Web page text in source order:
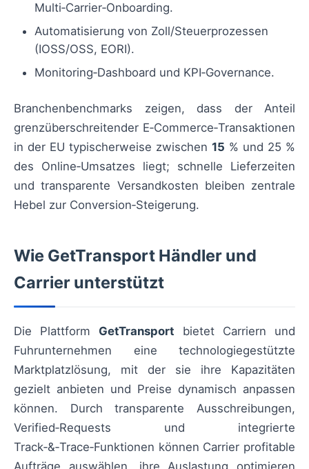
Multi‑Carrier‑Onboarding.
Automatisierung von Zoll/Steuerprozessen
(IOSS/OSS, EORI).
Monitoring‑Dashboard und KPI‑Governance.
Branchenbenchmarks zeigen, dass der Anteil
grenzüberschreitender E‑Commerce‑Transaktionen
in der EU typischerweise zwischen 15 % und 25 %
des Online‑Umsatzes liegt; schnelle Lieferzeiten
und transparente Versandkosten bleiben zentrale
Hebel zur Conversion‑Steigerung.
Wie GetTransport Händler und
Carrier unterstützt
Die Plattform GetTransport bietet Carriern und
Fuhrunternehmen eine technologiegestützte
Marktplatzlösung, mit der sie ihre Kapazitäten
gezielt anbieten und Preise dynamisch anpassen
können. Durch transparente Ausschreibungen,
Verified‑Requests und integrierte
Track‑&‑Trace‑Funktionen können Carrier profitable